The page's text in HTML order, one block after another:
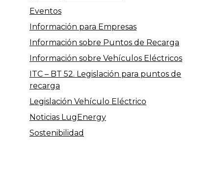
Eventos
Información para Empresas
Información sobre Puntos de Recarga
Información sobre Vehículos Eléctricos
ITC – BT 52. Legislación para puntos de
recarga
Legislación Vehículo Eléctrico
Noticias LugEnergy
Sostenibilidad